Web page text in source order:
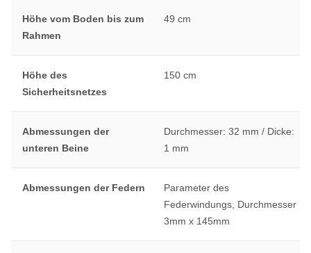
Höhe vom Boden bis zum
Rahmen
49 cm
Höhe des
Sicherheitsnetzes
150 cm
Abmessungen der
unteren Beine
Durchmesser: 32 mm / Dicke:
1 mm
Abmessungen der Federn
Parameter des
Federwindungs, Durchmesser
3mm x 145mm